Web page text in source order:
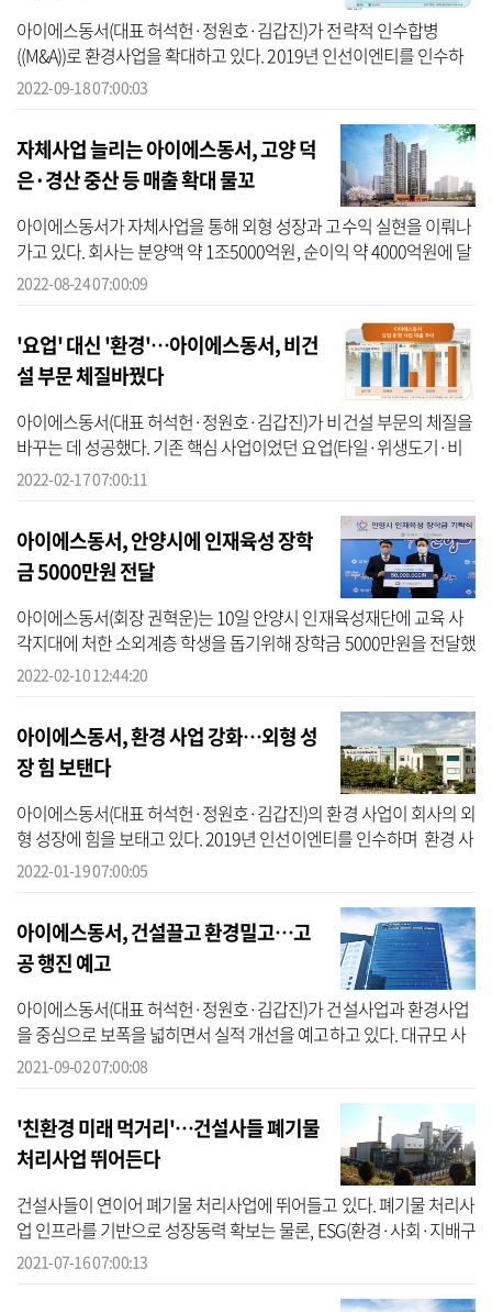
아이에스동서(대표 허석헌·정원호·김갑진)가 전략적 인수합병
((M&A))로 환경사업을 확대하고 있다. 2019년 인선이엔티를 인수하
며 환경경영 체계를 구축한 회사는 올해도 환경에너지솔루션(옛 코오
2022-09-18 07:00:03
자체사업 늘리는 아이에스동서, 고양 덕
은·경산 중산 등 매출 확대 물꼬
아이에스동서가 자체사업을 통해 외형 성장과 고수익 실현을 이뤄나
가고 있다. 회사는 분양액 약 1조5000억원, 순이익 약 4000억원에 달
했던 ‘용호동W 프로젝트’ 성공 이후 앞으로 ‘고양 덕은’·‘경산 중산’ 등
2022-08-24 07:00:09
'요업' 대신 '환경'…아이에스동서, 비건
설 부문 체질바꿨다
아이에스동서(대표 허석헌·정원호·김갑진)가 비건설 부문의 체질을
바꾸는 데 성공했다. 기존 핵심 사업이었던 요업(타일·위생도기·비
데)을 떼어내고 환경 사업을 확대한 결과다. 현재 환경 사업은 회사의
2022-02-17 07:00:11
아이에스동서, 안양시에 인재육성 장학
금 5000만원 전달
아이에스동서(회장 권혁운)는 10일 안양시 인재육성재단에 교육 사
각지대에 처한 소외계층 학생을 돕기위해 장학금 5000만원을 전달했
다. 장학금 전달은 안양시청 3층 시장접견실에서 최대호 안양시장(안
2022-02-10 12:44:20
아이에스동서, 환경 사업 강화…외형 성
장 힘 보탠다
아이에스동서(대표 허석헌·정원호·김갑진)의 환경 사업이 회사의 외
형 성장에 힘을 보태고 있다. 2019년 인선이엔티를 인수하며 환경 사
업에 본격 뛰어든 아이에스동서는 2년 만에 환경 사업 매출을 두 배
2022-01-19 07:00:05
아이에스동서, 건설끌고 환경밀고…고
공 행진 예고
아이에스동서(대표 허석헌·정원호·김갑진)가 건설사업과 환경사업
을 중심으로 보폭을 넓히면서 실적 개선을 예고하고 있다. 대규모 사
업지들이 본격적으로 매출에 반영되는 등 실적 고공 행진을 이어갈
2021-09-02 07:00:08
'친환경 미래 먹거리'…건설사들 폐기물
처리사업 뛰어든다
건설사들이 연이어 폐기물 처리사업에 뛰어들고 있다. 폐기물 처리사
업 인프라를 기반으로 성장동력 확보는 물론, ESG(환경·사회·지배구
조) 경영도 강화하며 친환경 기업으로 발돋움 할 수 있어서다. 16일 신
2021-07-16 07:00:13